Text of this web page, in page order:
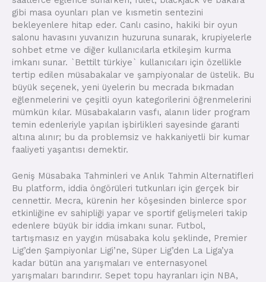
gibi masa oyunları plan ve kısmetin sentezini
bekleyenlere hitap eder. Canlı casino, hakiki bir oyun
salonu havasını yuvanızın huzuruna sunarak, krupiyelerle
sohbet etme ve diğer kullanıcılarla etkileşim kurma
imkanı sunar. `Bettilt türkiye` kullanıcıları için özellikle
tertip edilen müsabakalar ve şampiyonalar de üstelik. Bu
büyük seçenek, yeni üyelerin bu mecrada bıkmadan
eğlenmelerini ve çeşitli oyun kategorilerini öğrenmelerini
mümkün kılar. Müsabakaların vasfı, alanın lider program
temin edenleriyle yapılan işbirlikleri sayesinde garanti
altına alınır; bu da problemsiz ve hakkaniyetli bir kumar
faaliyeti yaşantısı demektir.
Geniş Müsabaka Tahminleri ve Anlık Tahmin Alternatifleri
Bu platform, iddia öngörüleri tutkunları için gerçek bir
cennettir. Mecra, kürenin her köşesinden binlerce spor
etkinliğine ev sahipliği yapar ve sportif gelişmeleri takip
edenlere büyük bir iddia imkanı sunar. Futbol,
tartışmasız en yaygın müsabaka kolu şeklinde, Premier
Lig’den Şampiyonlar Ligi’ne, Süper Lig’den La Liga’ya
kadar bütün ana yarışmaları ve enternasyonel
yarışmaları barındırır. Sepet topu hayranları için NBA,